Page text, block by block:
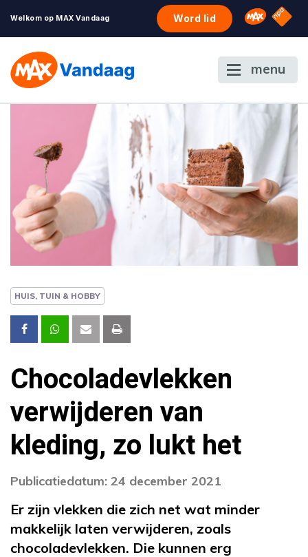
Welkom op MAX Vandaag Word lid Omroep
NPO
menu
HUIS, TUIN & HOBBY
Chocoladevlekken
verwijderen van
kleding, zo lukt het
Publicatiedatum: 24 december 2021
Er zijn vlekken die zich net wat minder
makkelijk laten verwijderen, zoals
chocoladevlekken. Die kunnen erg